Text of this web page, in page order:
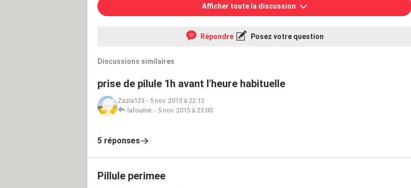
Afficher toute la discussion
Répondre Posez votre question
Discussions similaires
prise de pilule 1h avant l'heure habituelle
Zazia123 - 5 nov. 2015 à 22:12
lafouine. - 5 nov. 2015 à 23:00
5 réponses
Pillule perimee